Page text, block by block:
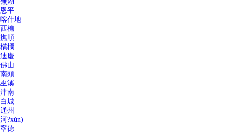
恩平
喀什地
西樵
撫順
橫欄
迪慶
佛山
南頭
巫溪
津南
白城
通州
河?xùn)|
寧德